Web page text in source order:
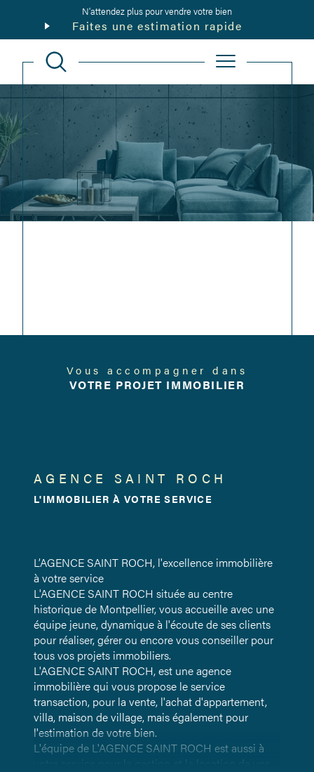
N'attendez plus pour vendre votre bien
Faites une estimation rapide
Vous accompagner dans
VOTRE PROJET IMMOBILIER
AGENCE SAINT ROCH
L'IMMOBILIER À VOTRE SERVICE
L’AGENCE SAINT ROCH, l'excellence immobilière
à votre service
L'AGENCE SAINT ROCH située au centre
historique de Montpellier, vous accueille avec une
équipe jeune, dynamique à l'écoute de ses clients
pour réaliser, gérer ou encore vous conseiller pour
tous vos projets immobiliers.
L'AGENCE SAINT ROCH, est une agence
immobilière qui vous propose le service
transaction, pour la vente, l'achat d'appartement,
villa, maison de village, mais également pour
l'estimation de votre bien.
L'équipe de L'AGENCE SAINT ROCH est aussi à
votre service pour la gestion et la location de vos